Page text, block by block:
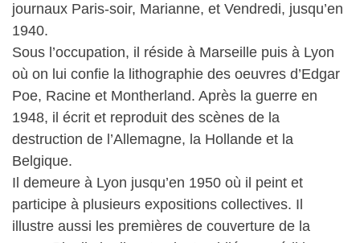
journaux Paris-soir, Marianne, et Vendredi, jusqu’en
1940.
Sous l’occupation, il réside à Marseille puis à Lyon
où on lui confie la lithographie des oeuvres d’Edgar
Poe, Racine et Montherland. Après la guerre en
1948, il écrit et reproduit des scènes de la
destruction de l’Allemagne, la Hollande et la
Belgique.
Il demeure à Lyon jusqu’en 1950 où il peint et
participe à plusieurs expositions collectives. Il
illustre aussi les premières de couverture de la